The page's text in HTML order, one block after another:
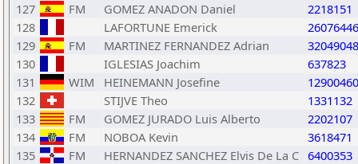
127
FM GOMEZ ANADON Daniel
2218151
128
LAFORTUNE Emerick
26076446
129
FM MARTINEZ FERNANDEZ Adrian
32049048
130
IGLESIAS Joachim
637823
131
WIM HEINEMANN Josefine
12900460
132
STIJVE Theo
1331132
133
FM GOMEZ JURADO Luis Alberto
2202107
134
FM NOBOA Kevin
3618471
135
FM HERNANDEZ SANCHEZ Elvis De La C 6400353